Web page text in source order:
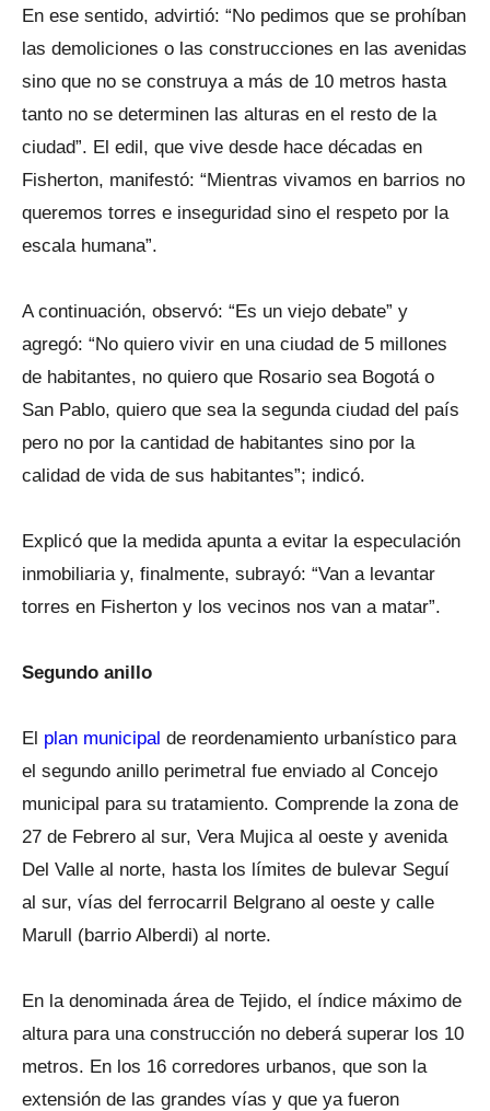
En ese sentido, advirtió: “No pedimos que se prohíban
las demoliciones o las construcciones en las avenidas
sino que no se construya a más de 10 metros hasta
tanto no se determinen las alturas en el resto de la
ciudad”. El edil, que vive desde hace décadas en
Fisherton, manifestó: “Mientras vivamos en barrios no
queremos torres e inseguridad sino el respeto por la
escala humana”.
A continuación, observó: “Es un viejo debate” y
agregó: “No quiero vivir en una ciudad de 5 millones
de habitantes, no quiero que Rosario sea Bogotá o
San Pablo, quiero que sea la segunda ciudad del país
pero no por la cantidad de habitantes sino por la
calidad de vida de sus habitantes”; indicó.
Explicó que la medida apunta a evitar la especulación
inmobiliaria y, finalmente, subrayó: “Van a levantar
torres en Fisherton y los vecinos nos van a matar”.
Segundo anillo
El plan municipal de reordenamiento urbanístico para
el segundo anillo perimetral fue enviado al Concejo
municipal para su tratamiento. Comprende la zona de
27 de Febrero al sur, Vera Mujica al oeste y avenida
Del Valle al norte, hasta los límites de bulevar Seguí
al sur, vías del ferrocarril Belgrano al oeste y calle
Marull (barrio Alberdi) al norte.
En la denominada área de Tejido, el índice máximo de
altura para una construcción no deberá superar los 10
metros. En los 16 corredores urbanos, que son la
extensión de las grandes vías y que ya fueron